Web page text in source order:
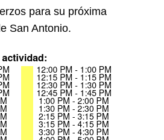
para su próxima
San Antonio.